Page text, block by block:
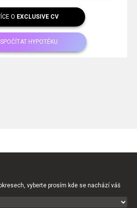
O EXCLUSIVE CV
SPOČÍTAT HYPOTÉKU
vyberte prosím kde se nachází váš